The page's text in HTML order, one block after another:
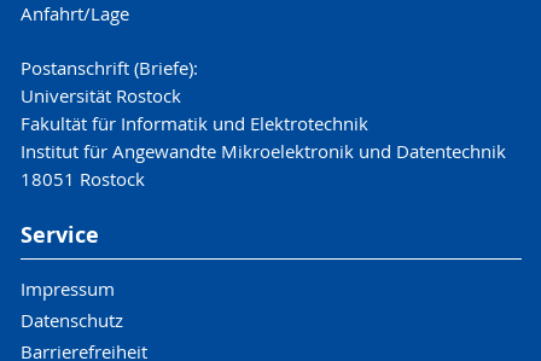
Anfahrt/Lage
Postanschrift (Briefe):
Universität Rostock
Fakultät für Informatik und Elektrotechnik
Institut für Angewandte Mikroelektronik und Datentechnik
18051 Rostock
Service
Impressum
Datenschutz
Barrierefreiheit